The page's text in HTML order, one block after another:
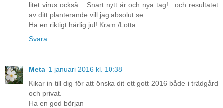
litet virus också... Snart nytt år och nya tag! ..och resultatet
av ditt planterande vill jag absolut se.
Ha en riktigt härlig jul! Kram /Lotta
Svara
Meta 1 januari 2016 kl. 10:38
Kikar in till dig för att önska dit ett gott 2016 både i trädgård
och privat.
Ha en god början